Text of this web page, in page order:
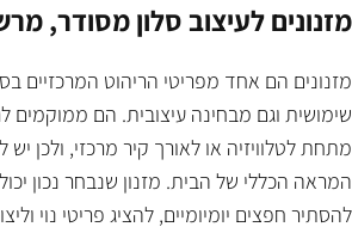
מזנונים לעיצוב סלון מסודר,
מזנונים הם אחד מפריטי הריהוט המרכזיים
שימושית וגם מבחינה עיצובית. הם ממוקמים
מתחת לטלוויזיה או לאורך קיר מרכזי, ולכן
המראה הכללי של הבית. מזנון שנבחר נכון
להסתיר חפצים יומיומיים, להציג פריטי נוי